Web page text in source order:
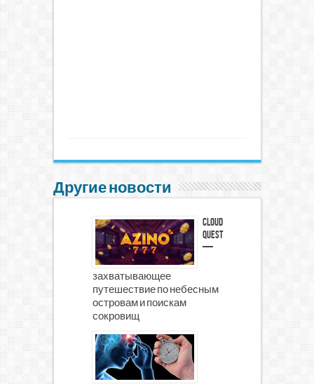
Другие новости
Cloud
Quest
—
захватывающее
путешествие по небесным
островам и поискам
сокровищ